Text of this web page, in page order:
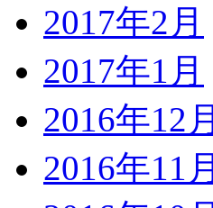
2017年2月
2017年1月
2016年12月
2016年11月